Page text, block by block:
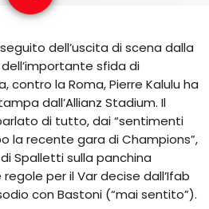
seguito dell’uscita di scena dalla
sfida di
la Roma, Pierre Kalulu ha
dall’Allianz Stadium. Il
di tutto, dai “sentimenti
la recente gara di Champions”,
Spalletti sulla panchina
per il Var decise dall’Ifab
con Bastoni (“mai sentito”).